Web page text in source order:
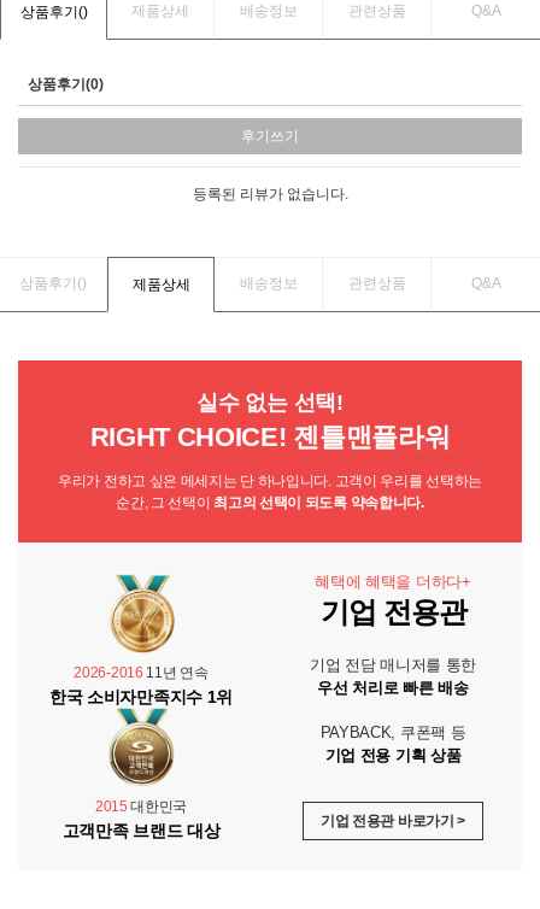
상품후기() 제품상세 배송정보 관련상품 Q&A
상품후기(0)
후기쓰기
등록된 리뷰가 없습니다.
상품후기() 제품상세 배송정보 관련상품 Q&A
실수 없는 선택!
RIGHT CHOICE! 젠틀맨플라워
우리가 전하고 싶은 메세지는 단 하나입니다. 고객이 우리를 선택하는
순간, 그 선택이 최고의 선택이 되도록 약속합니다.
2026-2016 11년 연속
한국 소비자만족지수 1위
2015 대한민국
고객만족 브랜드 대상
혜택에 혜택을 더하다+
기업 전용관
기업 전담 매니저를 통한
우선 처리로 빠른 배송
PAYBACK, 쿠폰팩 등
기업 전용 기획 상품
기업 전용관 바로가기 >